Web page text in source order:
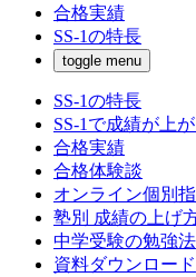
合格実績
SS-1の特長
toggle menu
SS-1の特長
SS-1で成績が上
合格実績
合格体験談
オンライン個別
塾別 成績の上げ
中学受験の勉強法
資料ダウンロード